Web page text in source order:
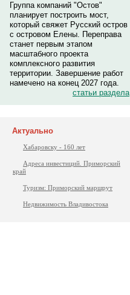
Группа компаний "Остов"
планирует построить мост,
который свяжет Русский остров
с островом Елены. Переправа
станет первым этапом
масштабного проекта
комплексного развития
территории. Завершение работ
намечено на конец 2027 года.
статьи раздела
Актуально
Хабаровску - 160 лет
Адреса инвестиций. Приморский
край
Туризм: Приморский маршрут
Недвижимость Владивостока